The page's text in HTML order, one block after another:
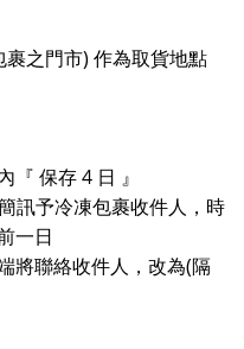
之門市) 作為取貨地點
保存 4 日 』
訊予冷凍包裹收件人，時
一日
將聯絡收件人，改為(隔